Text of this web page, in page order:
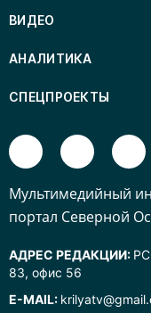
ВИДЕО
АНАЛИТИКА
СПЕЦПРОЕКТЫ
Mультимедийный
портал Северной
АДРЕС РЕДАКЦИИ:
83, офис 56
E-MAIL: